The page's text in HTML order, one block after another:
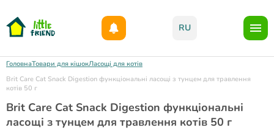
RU
ГоловнаТовари для кішокЛасощі для котів
Brit Care Cat Snack Digestion функціональні ласощі з тунцем для травлення
котів 50 г
Brit Care Cat Snack Digestion функціональні
ласощі з тунцем для травлення котів 50 г